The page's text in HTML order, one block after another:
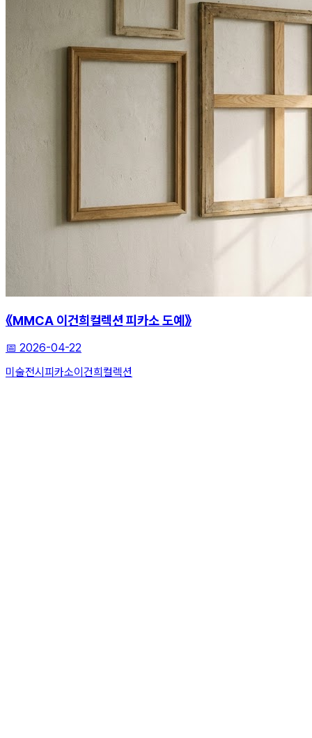
《MMCA 이건희컬렉션 피카소 도예》
📅 2026-04-22
미술전시 피카소이건희컬렉션